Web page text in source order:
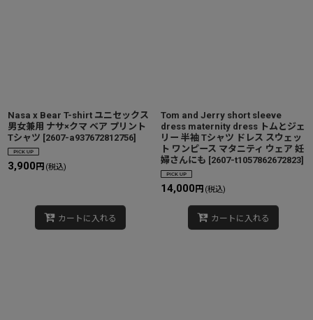
Nasa x Bear T-shirt ユニセックス
男女兼用 ナサ×クマ ベア プリント
Tシャツ [2607-a937672812756]
3,900 円 (税込)
カートに入れる
Tom and Jerry short sleeve
dress maternity dress トムとジェ
リー 半袖 Tシャツ ドレス スウェッ
ト ワンピース マタニティ ウェア 妊
婦さんにも [2607-t1057862672823]
14,000 円 (税込)
カートに入れる